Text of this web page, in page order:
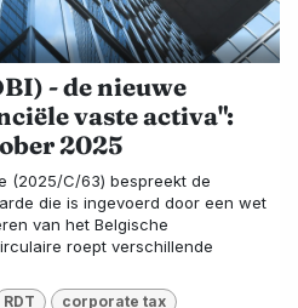
- de nieuwe
vaste activa":
2025
(2025/C/63) bespreekt de
die is ingevoerd door een wet
van het Belgische
roept verschillende
RDT corporate tax